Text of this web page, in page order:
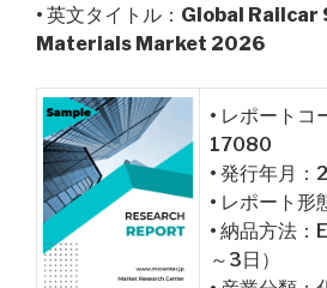
• 英文タイトル： Global Railcar
Materials Market 2026
• レポートコ
17080
• 発行年月
• レポート形
• 納品方法：
～3日）